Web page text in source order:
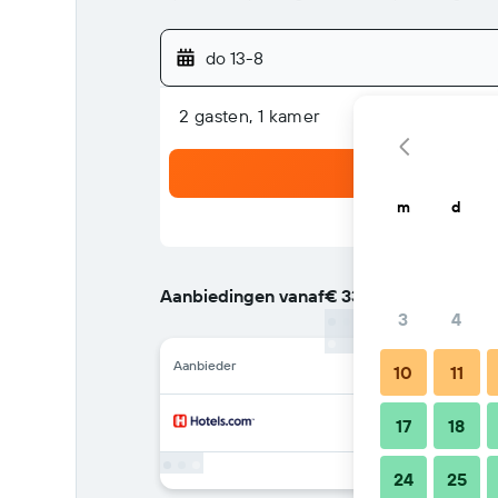
do 13-8
2 gasten, 1 kamer
Aanbiedingen vanaf€ 33 Goedkoopste
Aanbieder
m d
3 4
10 11
17 18
24 25